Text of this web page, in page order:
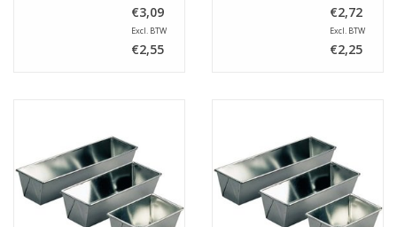
€3,09
Excl. BTW
€2,55
€2,72
Excl. BTW
€2,25